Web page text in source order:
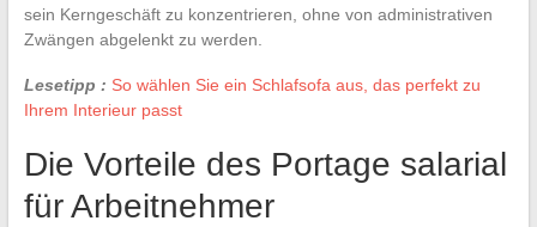
sein Kerngeschäft zu konzentrieren, ohne von administrativen
Zwängen abgelenkt zu werden.
Lesetipp : So wählen Sie ein Schlafsofa aus, das perfekt zu
Ihrem Interieur passt
Die Vorteile des Portage salarial
für Arbeitnehmer